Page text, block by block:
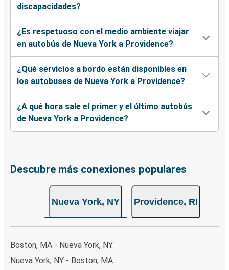
discapacidades?
¿Es respetuoso con el medio ambiente viajar
en autobús de Nueva York a Providence?
¿Qué servicios a bordo están disponibles en
los autobuses de Nueva York a Providence?
¿A qué hora sale el primer y el último autobús
de Nueva York a Providence?
Descubre más conexiones populares
Nueva York, NY Providence, RI
Boston, MA - Nueva York, NY
Nueva York, NY - Boston, MA